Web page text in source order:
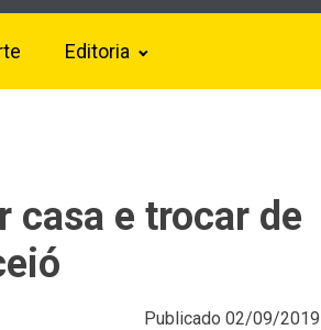
Editoria
casa e trocar de
Publicado 02/09/2019